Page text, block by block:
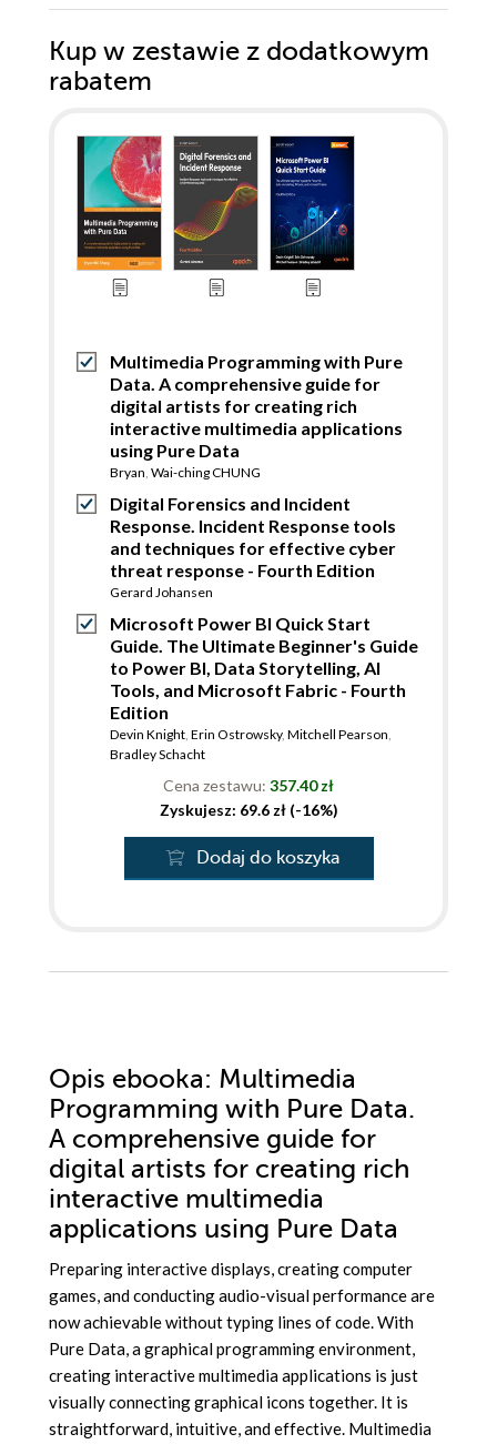
Kup w zestawie z dodatkowym
rabatem
Multimedia Programming with Pure
Data. A comprehensive guide for
digital artists for creating rich
interactive multimedia applications
using Pure Data
Bryan, Wai-ching CHUNG
Digital Forensics and Incident
Response. Incident Response tools
and techniques for effective cyber
threat response - Fourth Edition
Gerard Johansen
Microsoft Power BI Quick Start
Guide. The Ultimate Beginner's Guide
to Power BI, Data Storytelling, AI
Tools, and Microsoft Fabric - Fourth
Edition
Devin Knight, Erin Ostrowsky, Mitchell Pearson,
Bradley Schacht
Cena zestawu: 357.40 zł
Zyskujesz: 69.6 zł (-16%)
Dodaj do koszyka
Opis ebooka: Multimedia
Programming with Pure Data.
A comprehensive guide for
digital artists for creating rich
interactive multimedia
applications using Pure Data
Preparing interactive displays, creating computer
games, and conducting audio-visual performance are
now achievable without typing lines of code. With
Pure Data, a graphical programming environment,
creating interactive multimedia applications is just
visually connecting graphical icons together. It is
straightforward, intuitive, and effective. Multimedia